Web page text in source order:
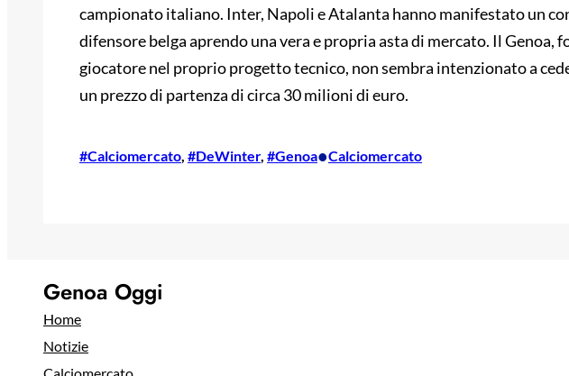
campionato italiano. Inter, Napoli e Atalanta hanno manifestato un
difensore belga aprendo una vera e propria asta di mercato. Il Genoa,
giocatore nel proprio progetto tecnico, non sembra intenzionato a
un prezzo di partenza di circa 30 milioni di euro.
#Calciomercato, #DeWinter, #Genoa•Calciomercato
Genoa Oggi
Home
Notizie